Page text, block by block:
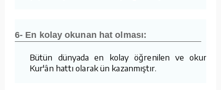
6- En kolay okunan hat olması:
Bütün dünyada en kolay öğrenilen ve okunan
Kur'ân hattı olarak ün kazanmıştır.